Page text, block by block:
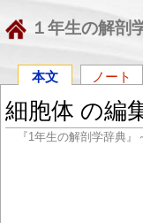
１年生の解剖
本文 ノート
細胞体 の編
『1年生の解剖学辞典